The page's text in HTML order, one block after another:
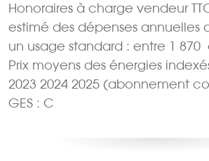
Honoraires à charge vendeur
estimé des dépenses annuelles
un usage standard : entre 1 870 
Prix moyens des énergies
2023 2024 2025 (abonnement
GES : C